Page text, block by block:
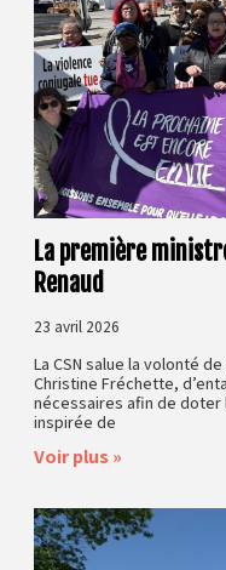
La première
Renaud
23 avril 2026
La CSN salue la volonté
Christine Fréchette,
nécessaires afin de doter
inspirée de
Voir plus »